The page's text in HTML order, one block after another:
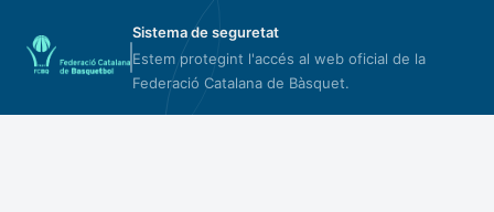
Sistema de seguretat
Estem protegint l'accés al web oficial de la
Federació Catalana de Bàsquet.